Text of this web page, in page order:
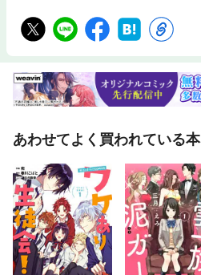
あわせてよく買われている本